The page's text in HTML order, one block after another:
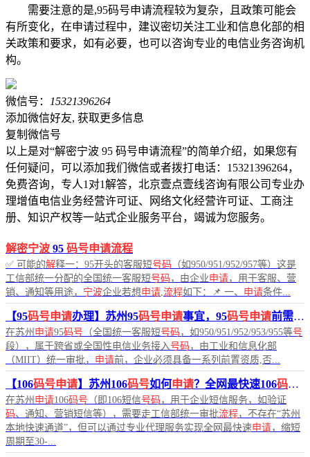
需要注意的是,95码号申请流程较为复杂，且政策可能会
有所变化，在申请过程中，建议密切关注工业和信息化部的相
关政策和要求，如有必要，也可以咨询专业的电信业务咨询机
构。
微信号：
15321396264
添加微信好友, 获取更多信息
复制微信号
以上是对“解密宁波 95 码号申请流程”的简单介绍，如果您有
任何疑问，可以添加我们微信或者拨打电话：15321396264，
免费咨询，专人1对1解答，北京壹点壹线咨询有限公司专业办
理增值电信业务经营许可证、网络文化经营许可证、工商注
册、知识产权等一站式企业服务平台，竭诚为您服务。
解密宁波 95 码号申请流程
✅ 可能的解释一：95开头的客服短号码 （如950/951/952/957等）这是
工信部统一分配的全国统一客服短号码，由企业申请，用于客服、营
销、通知等用途， 宁波企业若想申请 流程如下：📌 一、 申请条件...
【95码号申请办理】苏州95码号申请事宜，95码号申请前需要哪些资质？
在苏州 申请95码号 （全国统一客服短号码，如950/951/952/953/955等号
段），属于跨省或全国性电信业务接入号码，由工业和信息化部
（MIIT）统一审批， 申请前，企业必须具备一系列前置资质,否...
【106码号申请】苏州106码号如何申请？全网最快速106码号申请
在苏州 申请106码号 （即106短信号码，用于企业短信服务，如验证
码、通知、营销短信等），需要走工信部统一审批流程，不存在“苏州
本地快速通道”，但可以通过专业代理服务实现全网最快速申请，缩短
周期至30-...